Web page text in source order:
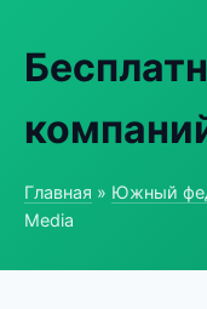
Главная » Южный
Media